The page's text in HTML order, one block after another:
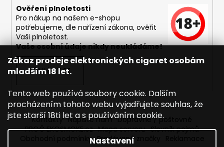
Zákaz prodeje elektronických cigaret osobám
mladším 18 let.
Tento web používá soubory cookie. Dalším
procházením tohoto webu vyjadřujete souhlas, že
jste starší 18ti let a s používáním cookie.
Nastavení
DEKANG
MENTOL
10ML
6MG
169
Kč
Původně:
195
Ověření plnoletosti
Pro nákup na našem e-shopu
potřebujeme, dle nařízení zákona, ověřit
Vaši plnoletost.
Vaše osobní údaje nikdy neukládáme!
PŘIHLÁSIT SE
Kontakty Napište nám Dopravné / poštovné
PROČ EKOSMOKE.cz Mapa serveru Slovník pojmů
Obchodní podmínky Prodávané značky